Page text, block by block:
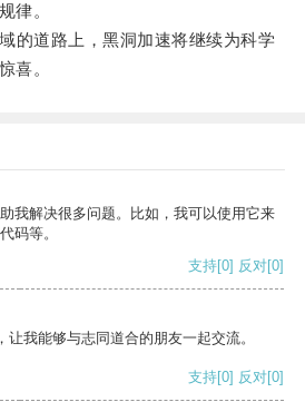
律。
道路上，黑洞加速将继续为科学
喜。
我解决很多问题。比如，我可以使用它来
码等。
支持[0] 反对[0]
我能够与志同道合的朋友一起交流。
支持[0] 反对[0]